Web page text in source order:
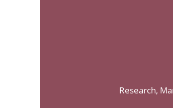
Research,